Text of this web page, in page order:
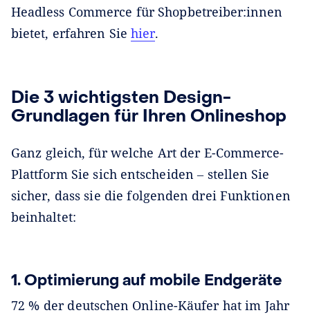
Headless Commerce für Shopbetreiber:innen
bietet, erfahren Siehier.
Die 3 wichtigsten Design-
Grundlagen für Ihren Onlineshop
Ganz gleich, für welche Art der E-Commerce-
Plattform Sie sich entscheiden ‒ stellen Sie
sicher, dass sie die folgenden drei Funktionen
beinhaltet:
1. Optimierung auf mobile Endgeräte
72 % der deutschen Online-Käufer hat im Jahr